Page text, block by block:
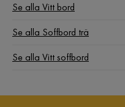
Se alla Vitt bord
Se alla Soffbord trä
Se alla Vitt soffbord